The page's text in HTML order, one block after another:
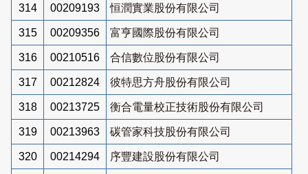
314 00209193 恒潤實業股份有限公司
315 00209356 富亨國際股份有限公司
316 00210516 合信數位股份有限公司
317 00212824 彼特思方舟股份有限公司
318 00213725 衡合電量校正技術股份有限公司
319 00213963 碳管家科技股份有限公司
320 00214294 序豐建設股份有限公司